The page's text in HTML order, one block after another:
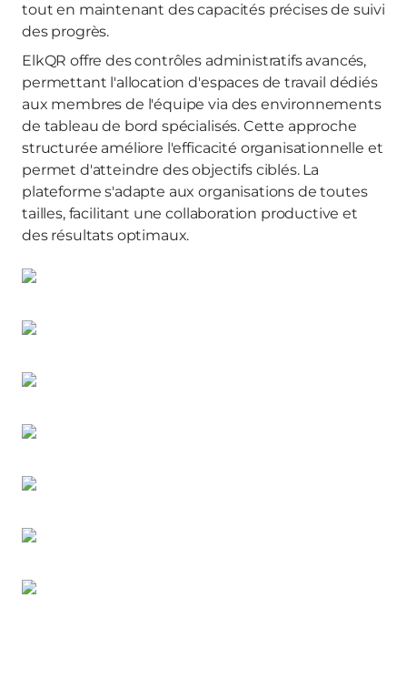
tout en maintenant des capacités précises de suivi
des progrès.
ElkQR offre des contrôles administratifs avancés,
permettant l'allocation d'espaces de travail dédiés
aux membres de l'équipe via des environnements
de tableau de bord spécialisés. Cette approche
structurée améliore l'efficacité organisationnelle et
permet d'atteindre des objectifs ciblés. La
plateforme s'adapte aux organisations de toutes
tailles, facilitant une collaboration productive et
des résultats optimaux.